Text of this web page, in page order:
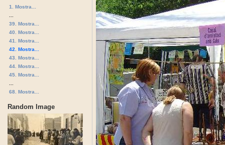
1. Mostra...
39. Mostra...
40. Mostra...
41. Mostra...
42. Mostra...
43. Mostra...
44. Mostra...
45. Mostra...
68. Mostra...
Random Image